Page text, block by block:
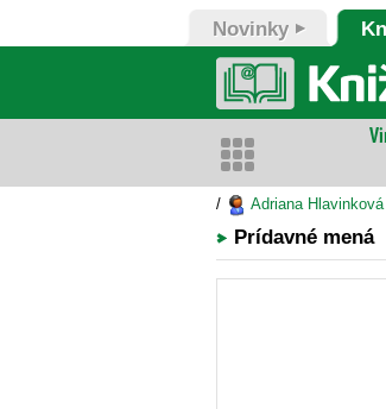
Novinky
/ Adriana Hlavinková
Prídavné mená